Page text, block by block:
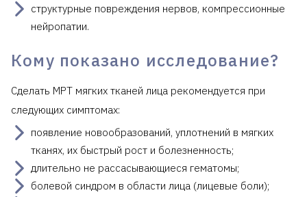
структурные повреждения нервов, компрессионные
нейропатии.
Кому показано исследование?
Сделать МРТ мягких тканей лица рекомендуется при
следующих симптомах:
появление новообразований, уплотнений в мягких
тканях, их быстрый рост и болезненность;
длительно не рассасывающиеся гематомы;
болевой синдром в области лица (лицевые боли);